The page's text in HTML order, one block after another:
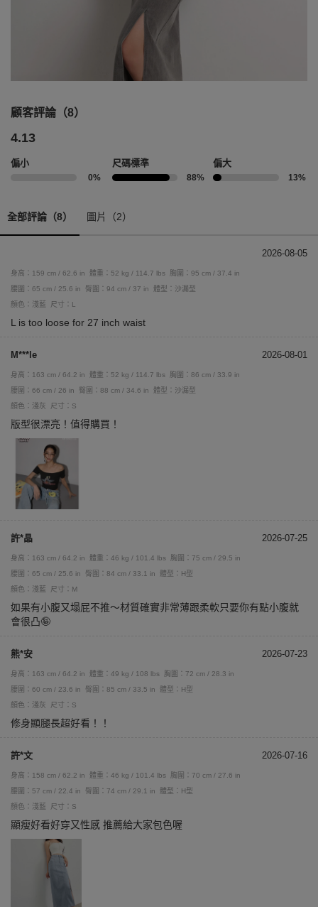
顧客評論（8）
4.13
偏小
0%
尺碼標準
88%
偏大
13%
全部評論（8） 圖片（2）
2026-08-05
身高：159 cm / 62.6 in 體重：52 kg / 114.7 lbs
胸圍：95 cm / 37.4 in
腰圍：65 cm / 25.6 in
臀圍：94 cm / 37 in
體型：沙漏型
顏色：淺藍
尺寸：L
L is too loose for 27 inch waist
M***le 2026-08-01
身高：163 cm / 64.2 in 體重：52 kg / 114.7 lbs
胸圍：86 cm / 33.9 in
腰圍：66 cm / 26 in
臀圍：88 cm / 34.6 in
體型：沙漏型
顏色：淺灰
尺寸：S
版型很漂亮！值得購買！
許*晶 2026-07-25
身高：163 cm / 64.2 in 體重：46 kg / 101.4 lbs
胸圍：75 cm / 29.5 in
腰圍：65 cm / 25.6 in
臀圍：84 cm / 33.1 in
體型：H型
顏色：淺藍
尺寸：M
如果有小腹又塌屁不推～材質確實非常薄跟柔軟只要你有點小腹就
會很凸🤪
熊*安 2026-07-23
身高：163 cm / 64.2 in 體重：49 kg / 108 lbs
胸圍：72 cm / 28.3 in
腰圍：60 cm / 23.6 in
臀圍：85 cm / 33.5 in
體型：H型
顏色：淺灰
尺寸：S
修身顯腿長超好看！！
許*文 2026-07-16
身高：158 cm / 62.2 in 體重：46 kg / 101.4 lbs
胸圍：70 cm / 27.6 in
腰圍：57 cm / 22.4 in
臀圍：74 cm / 29.1 in
體型：H型
顏色：淺藍
尺寸：S
顯瘦好看好穿又性感 推薦給大家包色喔